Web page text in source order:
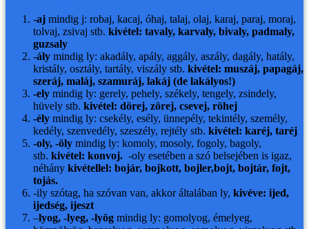
-aj mindig j: robaj, kacaj, óhaj, talaj, olaj, karaj, paraj, moraj,
tolvaj, zsivaj stb. kivétel: tavaly, karvaly, bivaly, padmaly,
guzsaly
-ály mindig ly: akadály, apály, aggály, aszály, dagály, hatály,
kristály, osztály, tartály, viszály stb. kivétel: muszáj, papagáj,
szeráj, maláj, szamuráj, lakáj (de lakályos!)
-ely mindig ly: gerely, pehely, székely, tengely, zsindely,
hüvely stb. kivétel: dörej, zörej, csevej, röhej
-ély mindig ly: csekély, esély, ünnepély, tekintély, személy,
kedély, szenvedély, szeszély, rejtély stb. kivétel: karéj, taréj
-oly, -öly mindig ly: komoly, mosoly, fogoly, bagoly,
stb. kivétel: konvoj. -oly esetében a szó belsejében is igaz,
néhány kivétellel: bojár, bojkott, bojler,bojt, bojtár, fojt,
tojás.
-ily szótag, ha szóvan van, akkor általában ly, kivéve: ijed,
ijedség, ijeszt
–lyog, -lyeg, -lyög mindig ly: gomolyog, émelyeg,